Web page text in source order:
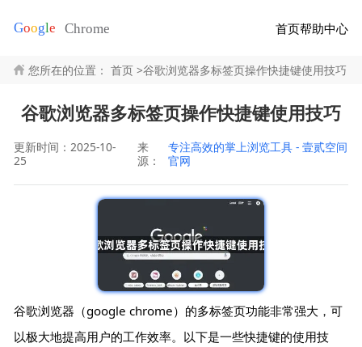
首页帮助中心
您所在的位置： 首页 >谷歌浏览器多标签页操作快捷键使用技巧
谷歌浏览器多标签页操作快捷键使用技巧
更新时间：2025-10-
25
来
源：
专注高效的掌上浏览工具 - 壹贰空间
官网
谷歌浏览器（google chrome）的多标签页功能非常强大，可
以极大地提高用户的工作效率。以下是一些快捷键的使用技